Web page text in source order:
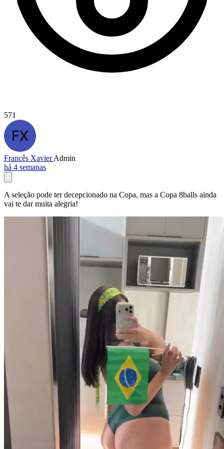
571
Francês XavierAdmin
há 4 semanas
A seleção pode ter decepcionado na Copa, mas a Copa 8balls ainda
vai te dar muita alegria!